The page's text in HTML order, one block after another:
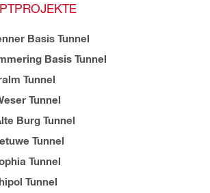
Basis Tunnel
Basis Tunnel
Tunnel
Tunnel
Burg Tunnel
Tunnel
Tunnel
Tunnel